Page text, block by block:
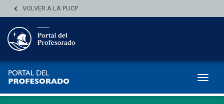
VOLVER A LA PUCP